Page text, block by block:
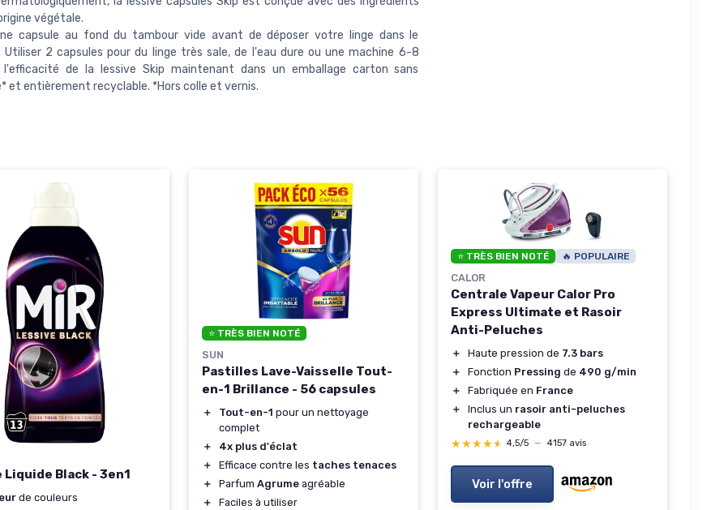
végétale.
capsule au fond du tambour vide avant de déposer votre linge dans le
Utiliser 2 capsules pour du linge très sale, de l'eau dure ou une machine 6-8
l'efficacité de la lessive Skip maintenant dans un emballage carton sans
et entièrement recyclable. *Hors colle et vernis.
Liquide Black - 3en1
de couleurs
⭐ TRÈS BIEN NOTÉ
SUN
Pastilles Lave-Vaisselle Tout-
en-1 Brillance - 56 capsules
＋ Tout-en-1 pour un nettoyage
complet
＋
4x plus d'éclat
＋
Efficace contre les taches tenaces
＋
Parfum Agrume agréable
＋
Faciles à utiliser
⭐ TRÈS BIEN NOTÉ 🔥 POPULAIRE
CALOR
Centrale Vapeur Calor Pro
Express Ultimate et Rasoir
Anti-Peluches
＋ Haute pression de 7.3 bars
＋
Fonction Pressing de 490 g/min
＋
Fabriquée en France
＋
Inclus un rasoir anti-peluches
rechargeable
★★★★★
★★★★★ 4,5/5 — 4157 avis
Voir l'offre